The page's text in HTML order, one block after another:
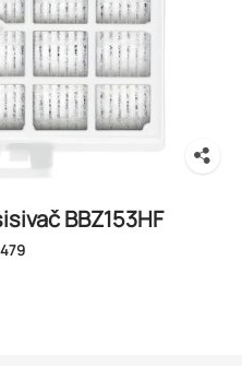
BBZ153HF